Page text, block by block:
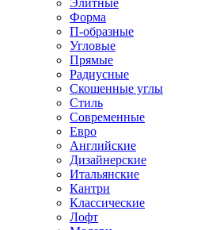
Элитные
Форма
П-образные
Угловые
Прямые
Радиусные
Скошенные углы
Стиль
Современные
Евро
Английские
Дизайнерские
Итальянские
Кантри
Классические
Лофт